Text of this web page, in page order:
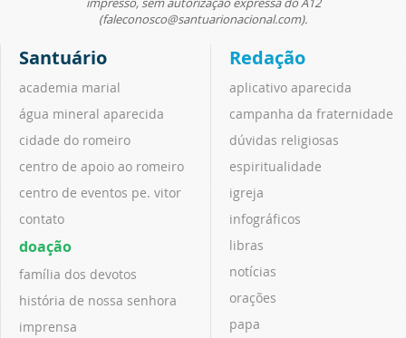
(faleconosco@santuarionacional.com).
Santuário
academia marial
água mineral aparecida
cidade do romeiro
centro de apoio ao romeiro
centro de eventos pe. vitor
contato
doação
família dos devotos
história de nossa senhora
imprensa
Redação
aplicativo aparecida
campanha da fraternidade
dúvidas religiosas
espiritualidade
igreja
infográficos
libras
notícias
orações
papa